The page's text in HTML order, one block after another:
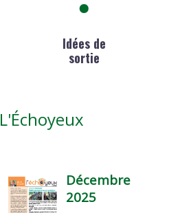
Idées de
sortie
L'Échoyeux
Décembre
2025